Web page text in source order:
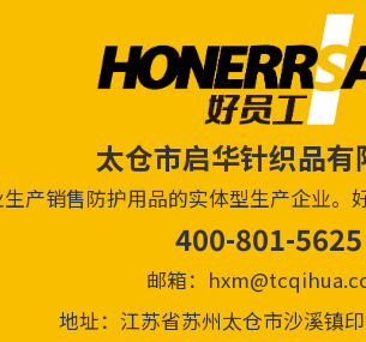
太仓市启华针织品有
产销售防护用品的实体型生产企业
400-801-5625
邮箱：
地址：江苏省苏州太仓市沙溪镇